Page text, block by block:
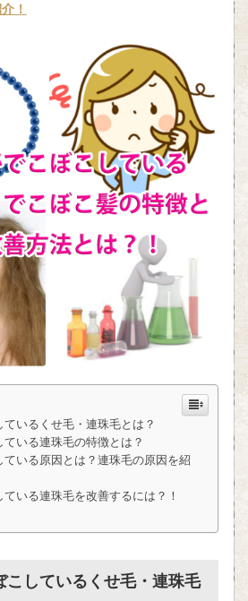
！
いるくせ毛・連珠毛とは？
いる連珠毛の特徴とは？
いる原因とは？連珠毛の原因を紹
いる連珠毛を改善するには？！
こしているくせ毛・連珠毛